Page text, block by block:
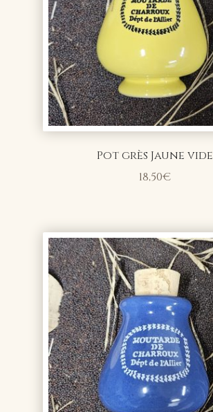
Pot grès Jaune vide
18,50€